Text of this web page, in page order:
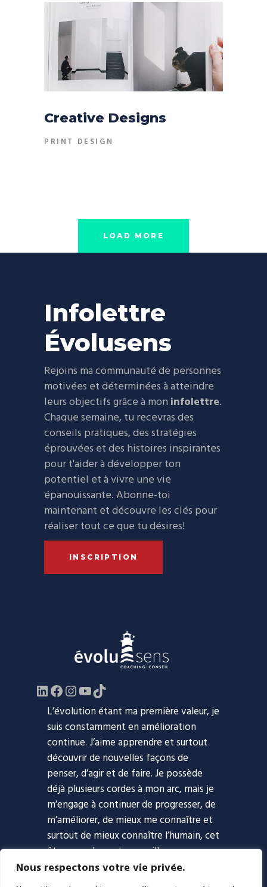
Nous respectons votre vie privée.
Creative Designs
PRINT DESIGN
LOAD MORE
Infolettre
Évolusens
Rejoins ma communauté de personnes
motivées et déterminées à atteindre
leurs objectifs grâce à mon infolettre.
Chaque semaine, tu recevras des
conseils pratiques, des stratégies
éprouvées et des histoires inspirantes
pour t'aider à développer ton
potentiel et à vivre une vie
épanouissante. Abonne-toi
maintenant et découvre les clés pour
réaliser tout ce que tu désires!
INSCRIPTION
LinkedIn
Facebook
https://www.instagram.com/
YouTube
TikTok
L’évolution étant ma première valeur, je
suis constamment en amélioration
continue. J’aime apprendre et surtout
découvrir de nouvelles façons de
penser, d’agir et de faire. Je possède
déjà plusieurs cordes à mon arc, mais je
m’engage à continuer de progresser, de
m’améliorer, de mieux me connaître et
surtout de mieux connaître l’humain, cet
être complexe et merveilleux.
Accueil Approche Coaching